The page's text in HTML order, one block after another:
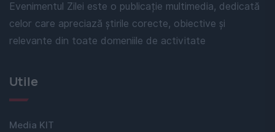
Evenimentul Zilei este o publicație multimedia, dedicată
celor care apreciază știrile corecte, obiective și
relevante din toate domeniile de activitate
Utile
Media KIT